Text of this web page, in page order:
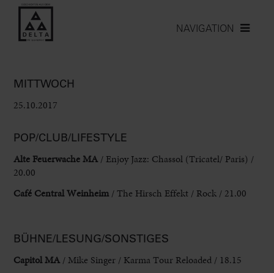
NAVIGATION
MITTWOCH
25.10.2017
POP/CLUB/LIFESTYLE
Alte Feuerwache MA / Enjoy Jazz: Chassol (Tricatel/ Paris) /
20.00
Café Central Weinheim / The Hirsch Effekt / Rock / 21.00
BÜHNE/LESUNG/SONSTIGES
Capitol MA / Mike Singer / Karma Tour Reloaded / 18.15